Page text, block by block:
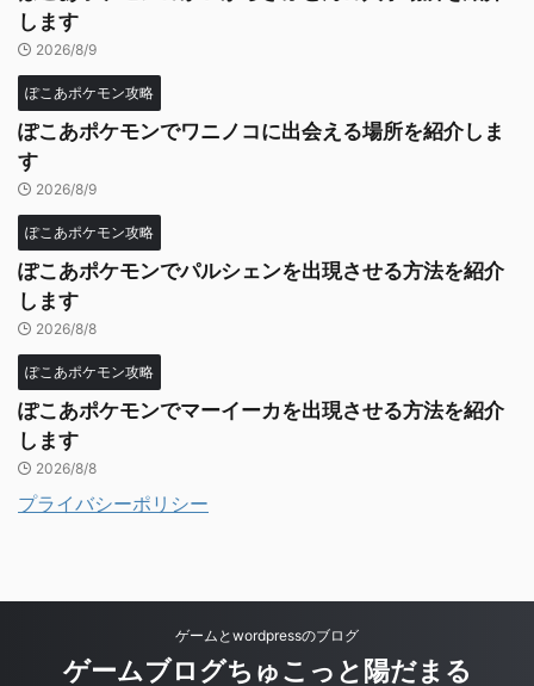
します
2026/8/9
ぽこあポケモン攻略
ぽこあポケモンでワニノコに出会える場所を紹介しま
す
2026/8/9
ぽこあポケモン攻略
ぽこあポケモンでパルシェンを出現させる方法を紹介
します
2026/8/8
ぽこあポケモン攻略
ぽこあポケモンでマーイーカを出現させる方法を紹介
します
2026/8/8
プライバシーポリシー
ゲームとwordpressのブログ
ゲームブログちゅこっと陽だまる